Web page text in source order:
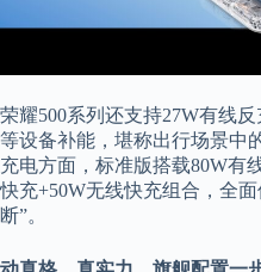
荣耀500系列还支持27W有线
等设备补能，堪称出行场景中
充电方面，标准版搭载80W有
快充+50W无线快充组合，全
断”。